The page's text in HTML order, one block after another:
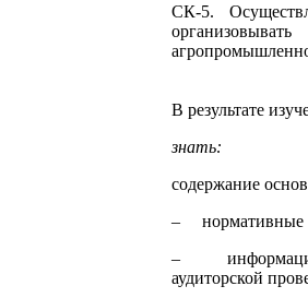
СК-5.
В результате
знать:
содержание
– нормативные
–
аудиторской